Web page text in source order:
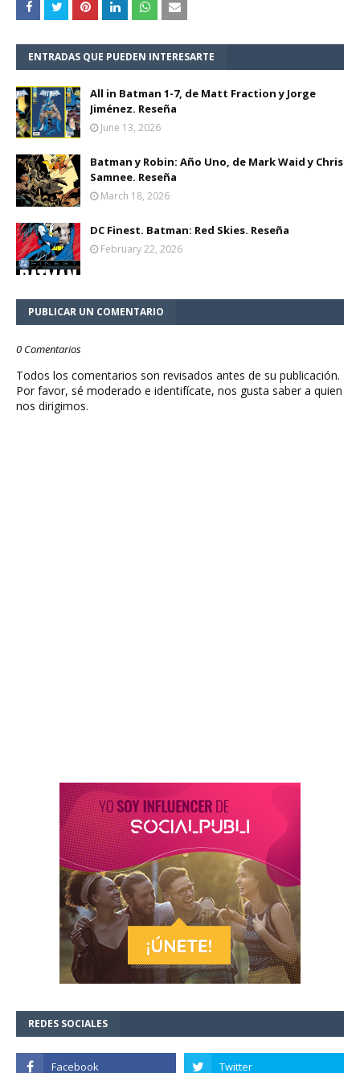
ENTRADAS QUE PUEDEN INTERESARTE
All in Batman 1-7, de Matt Fraction y Jorge
Jiménez. Reseña
June 13, 2026
Batman y Robin: Año Uno, de Mark Waid y Chris
Samnee. Reseña
March 18, 2026
DC Finest. Batman: Red Skies. Reseña
February 22, 2026
PUBLICAR UN COMENTARIO
0 Comentarios
Todos los comentarios son revisados antes de su publicación.
Por favor, sé moderado e identifícate, nos gusta saber a quien
nos dirigimos.
REDES SOCIALES